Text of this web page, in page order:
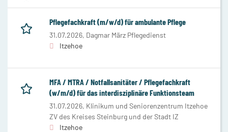
Pflegefachkraft (m/w/d) für ambulante Pflege
31.07.2026, Dagmar März Pflegedienst
Itzehoe
MFA / MTRA / Notfallsanitäter / Pflegefachkraft
(w/m/d) für das interdisziplinäre Funktionsteam
31.07.2026, Klinikum und Seniorenzentrum Itzehoe
ZV des Kreises Steinburg und der Stadt IZ
Itzehoe